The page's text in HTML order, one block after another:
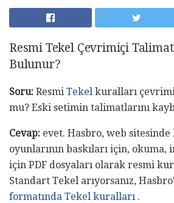
Resmi Tekel Çevrimiçi
Bulunur?
Soru: Resmi Tekel kuralları
mu? Eski setimin talimatlarını
Cevap: evet. Hasbro, web
oyunlarının baskıları için, okuma,
için PDF dosyaları olarak resmi
Standart Tekel arıyorsanız,
formatında Tekel kuralları .